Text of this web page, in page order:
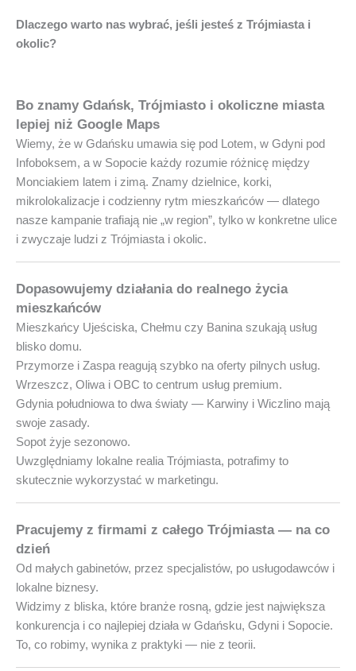
Dlaczego warto nas wybrać, jeśli jesteś z Trójmiasta i
okolic?
Bo znamy Gdańsk, Trójmiasto i okoliczne miasta
lepiej niż Google Maps
Wiemy, że w Gdańsku umawia się pod Lotem, w Gdyni pod
Infoboksem, a w Sopocie każdy rozumie różnicę między
Monciakiem latem i zimą. Znamy dzielnice, korki,
mikrolokalizacje i codzienny rytm mieszkańców — dlatego
nasze kampanie trafiają nie „w region”, tylko w konkretne ulice
i zwyczaje ludzi z Trójmiasta i okolic.
Dopasowujemy działania do realnego życia
mieszkańców
Mieszkańcy Ujeściska, Chełmu czy Banina szukają usług
blisko domu.
Przymorze i Zaspa reagują szybko na oferty pilnych usług.
Wrzeszcz, Oliwa i OBC to centrum usług premium.
Gdynia południowa to dwa światy — Karwiny i Wiczlino mają
swoje zasady.
Sopot żyje sezonowo.
Uwzględniamy lokalne realia Trójmiasta, potrafimy to
skutecznie wykorzystać w marketingu.
Pracujemy z firmami z całego Trójmiasta — na co
dzień
Od małych gabinetów, przez specjalistów, po usługodawców i
lokalne biznesy.
Widzimy z bliska, które branże rosną, gdzie jest największa
konkurencja i co najlepiej działa w Gdańsku, Gdyni i Sopocie.
To, co robimy, wynika z praktyki — nie z teorii.